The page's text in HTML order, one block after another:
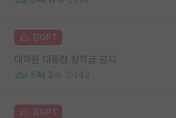
김GPT
대학원 대통령 장학금 공지
5 3 10243
김GPT